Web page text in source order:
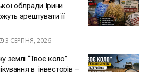
облради Ірини
арештувати її
3 СЕРПНЯ, 2026
землі “Твоє коло”
в інвесторів –